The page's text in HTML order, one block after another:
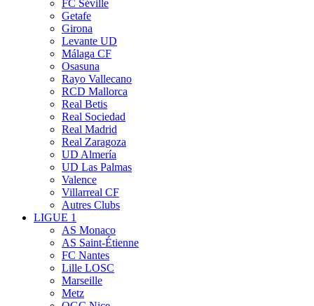
FC Séville
Getafe
Girona
Levante UD
Málaga CF
Osasuna
Rayo Vallecano
RCD Mallorca
Real Betis
Real Sociedad
Real Madrid
Real Zaragoza
UD Almería
UD Las Palmas
Valence
Villarreal CF
Autres Clubs
LIGUE 1
AS Monaco
AS Saint-Étienne
FC Nantes
Lille LOSC
Marseille
Metz